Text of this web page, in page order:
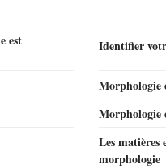
est
Identifier
Morphologie
Morphologie
Les matières
morphologie